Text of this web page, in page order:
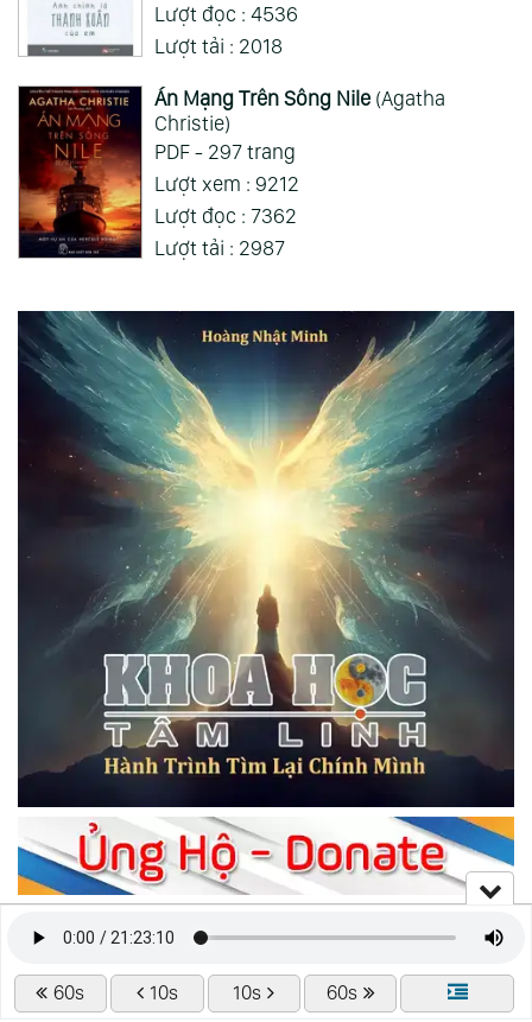
60s 10s 10s 60s
Lượt đọc : 4536
Lượt tải : 2018
Án Mạng Trên Sông Nile(Agatha
Christie)
PDF - 297 trang
Lượt xem : 9212
Lượt đọc : 7362
Lượt tải : 2987